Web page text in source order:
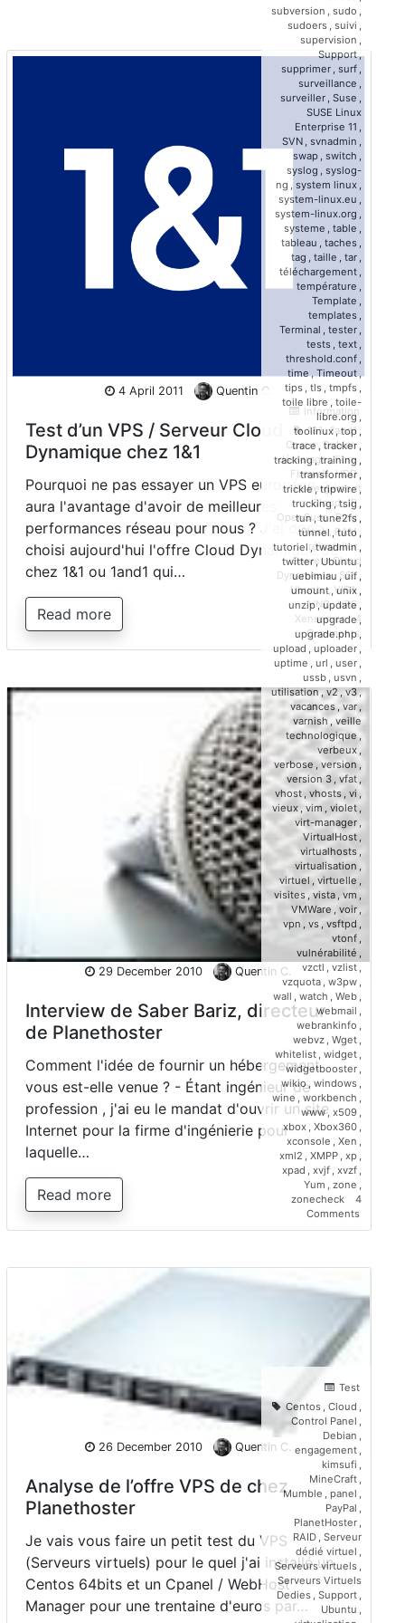
4 April 2011 Quentin C.
Test d’un VPS / Serveur Cloud
Dynamique chez 1&1
Pourquoi ne pas essayer un VPS européen qui
aura l'avantage d'avoir de meilleures
performances réseau pour nous ? J'ai donc
choisi aujourd'hui l'offre Cloud Dynamique de
chez 1&1 ou 1and1 qui…
Read more
Information
1&1 ,1and1 ,
Coeur , Debian ,
démarage,fibre ,
Firewall,HDD ,
Hébergement
Cloud,IP ,
OpenSuse,Ping ,
Plesk, RAM ,
réinstaller ,
Serveur Cloud
Dynamique , SSL ,
Ubuntu, VISA ,
VNC,VPS ,
Xenserver
4
Commentson
Test
/
Serveur
Cloud
1&1
29 December 2010 Quentin C.
Interview de Saber Bariz, directeur
de Planethoster
Comment l'idée de fournir un hébergement
vous est-elle venue ? - Étant ingénieur de
profession , j'ai eu le mandat d'ouvrir un site
Internet pour la firme d'ingénierie pour
laquelle…
Read more
subversion , sudo ,
sudoers , suivi ,
supervision ,
Support,
supprimer , surf ,
surveillance ,
surveiller , Suse ,
SUSE Linux
Enterprise 11 ,
SVN , svnadmin ,
swap , switch ,
syslog , syslog-
ng , system linux ,
system-linux.eu ,
system-linux.org ,
systeme , table ,
tableau , taches ,
tag , taille , tar ,
téléchargement ,
température ,
Template ,
templates ,
Terminal , tester ,
tests , text ,
threshold.conf ,
time,Timeout,
tips , tls , tmpfs ,
toile libre , toile-
libre.org,
toolinux,top ,
trace , tracker ,
tracking ,training ,
transformer ,
trickle,tripwire,
trucking ,tsig ,
tun,tune2fs ,
tunnel ,tuto ,
tutoriel,twadmin ,
twitter,Ubuntu,
uebimiau ,uif ,
umount ,unix ,
unzip,update ,
upgrade,
upgrade.php,
upload , uploader ,
uptime , url , user ,
ussb , usvn ,
utilisation, v2 , v3,
vacances , var,
varnish , veille
technologique ,
verbeux ,
verbose ,version ,
version 3 , vfat ,
vhost , vhosts , vi ,
vieux , vim , violet ,
virt-manager ,
VirtualHost ,
virtualhosts ,
virtualisation ,
virtuel, virtuelle ,
visites , vista , vm ,
VMWare , voir ,
vpn , vs , vsftpd ,
vtonf ,
vulnérabilité ,
vzctl , vzlist ,
vzquota , w3pw ,
wall , watch , Web ,
webmail ,
webrankinfo ,
webvz , Wget ,
whitelist , widget ,
widgetbooster ,
wikio, windows ,
wine , workbench ,
www, x509 ,
xbox , Xbox360 ,
xconsole , Xen ,
xml2 , XMPP , xp ,
xpad , xvjf , xvzf ,
Yum , zone ,
zonecheck
4
Commentson
Interview
Bariz,
de
26 December 2010 Quentin C.
Analyse de l’offre VPS de chez
Planethoster
Je vais vous faire un petit test du VPS
(Serveurs virtuels) pour le quel j'ai installé un
Centos 64bits et un Cpanel / WebHost
Manager pour une trentaine d'euros par…
Test
Centos , Cloud ,
Control Panel ,
Debian ,
engagement ,
kimsufi ,
MineCraft ,
Mumble , panel ,
PayPal ,
PlanetHoster ,
RAID , Serveur
dédié virtuel ,
Serveurs virtuels ,
Serveurs Virtuels
Dedies , Support ,
Ubuntu ,